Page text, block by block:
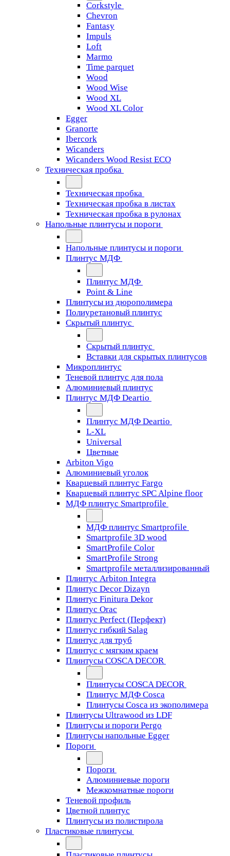
Corkstyle
Chevron
Fantasy
Impuls
Loft
Marmo
Time parquet
Wood
Wood Wise
Wood XL
Wood XL Color
Egger
Granorte
Ibercork
Wicanders
Wicanders Wood Resist ECO
Техническая пробка
Техническая пробка
Техническая пробка в листах
Техническая пробка в рулонах
Напольные плинтусы и пороги
Напольные плинтусы и пороги
Плинтус МДФ
Плинтус МДФ
Point & Line
Плинтусы из дюрополимера
Полиуретановый плинтус
Скрытый плинтус
Скрытый плинтус
Вставки для скрытых плинтусов
Микроплинтус
Теневой плинтус для пола
Алюминиевый плинтус
Плинтус МДФ Deartio
Плинтус МДФ Deartio
L-XL
Universal
Цветные
Arbiton Vigo
Алюминиевый уголок
Кварцевый плинтус Fargo
Кварцевый плинтус SPC Alpine floor
МДФ плинтус Smartprofile
МДФ плинтус Smartprofile
Smartprofile 3D wood
SmartProfile Color
SmartProfile Strong
Smartprofile металлизированный
Плинтус Arbiton Integra
Плинтус Decor Dizayn
Плинтус Finitura Dekor
Плинтус Orac
Плинтус Perfect (Перфект)
Плинтус гибкий Salag
Плинтус для труб
Плинтус с мягким краем
Плинтусы COSCA DECOR
Плинтусы COSCA DECOR
Плинтус МДФ Cosca
Плинтусы Cosca из экополимера
Плинтусы Ultrawood из LDF
Плинтусы и пороги Pergo
Плинтусы напольные Egger
Пороги
Пороги
Алюминиевые пороги
Межкомнатные пороги
Теневой профиль
Цветной плинтус
Плинтусы из полистирола
Пластиковые плинтусы